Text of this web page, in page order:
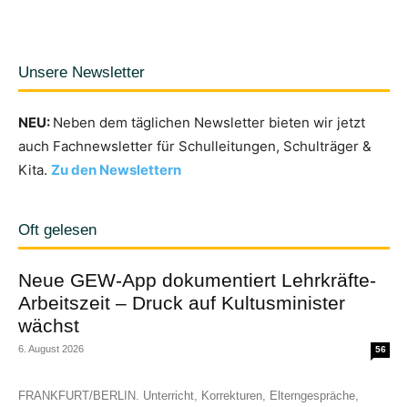
Unsere Newsletter
NEU: Neben dem täglichen Newsletter bieten wir jetzt
auch Fachnewsletter für Schulleitungen, Schulträger &
Kita. Zu den Newslettern
Oft gelesen
Neue GEW-App dokumentiert Lehrkräfte-
Arbeitszeit – Druck auf Kultusminister
wächst
6. August 2026 56
FRANKFURT/BERLIN. Unterricht, Korrekturen, Elterngespräche,